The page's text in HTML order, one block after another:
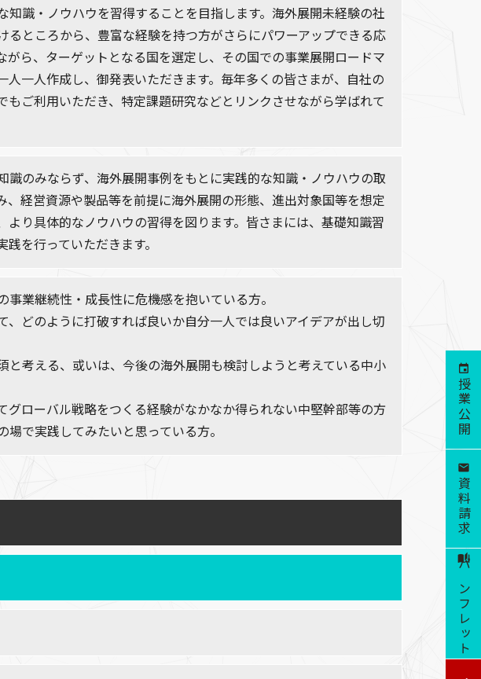
識・ノウハウを習得することを目指します。海外展開未経験の社
るところから、豊富な経験を持つ方がさらにパワーアップできる応
ら、ターゲットとなる国を選定し、その国での事業展開ロードマ
人一人作成し、御発表いただきます。毎年多くの皆さまが、自社の
ご利用いただき、特定課題研究などとリンクさせながら学ばれて
のみならず、海外展開事例をもとに実践的な知識・ノウハウの取
経営資源や製品等を前提に海外展開の形態、進出対象国等を想定
より具体的なノウハウの習得を図ります。皆さまには、基礎知識習
を行っていただきます。
事業継続性・成長性に危機感を抱いている方。
、どのように打破すれば良いか自分一人では良いアイデアが出し切
と考える、或いは、今後の海外展開も検討しようと考えている中小
グローバル戦略をつくる経験がなかなか得られない中堅幹部等の方
で実践してみたいと思っている方。
授業公開
資料請求
パンフレット